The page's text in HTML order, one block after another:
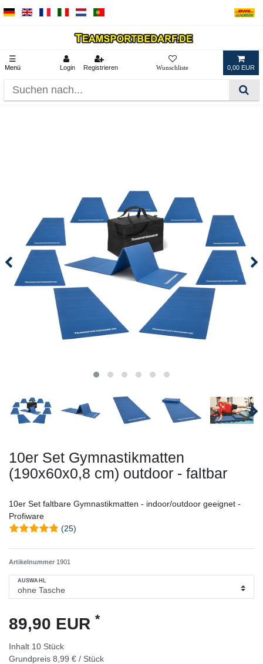
☰
Menü Login Registrieren 0,00 EUR
10er Set Gymnastikmatten
(190x60x0,8 cm) outdoor - faltbar
10er Set faltbare Gymnastikmatten - indoor/outdoor geeignet -
Profiware
(25)
Artikelnummer 1901
AUSWAHL
89,90 EUR *
Inhalt 10 Stück
Grundpreis 8,99 € / Stück